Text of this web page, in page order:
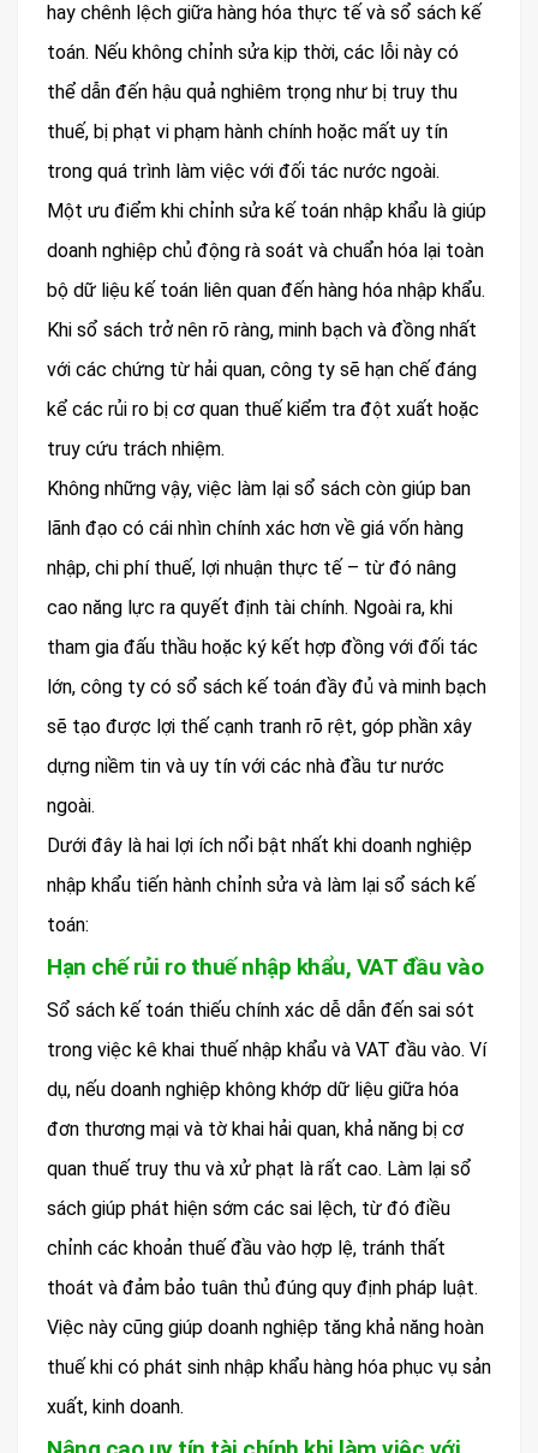
hay chênh lệch giữa hàng hóa thực tế và sổ sách kế
toán. Nếu không chỉnh sửa kịp thời, các lỗi này có
thể dẫn đến hậu quả nghiêm trọng như bị truy thu
thuế, bị phạt vi phạm hành chính hoặc mất uy tín
trong quá trình làm việc với đối tác nước ngoài.
Một ưu điểm khi chỉnh sửa kế toán nhập khẩu là giúp
doanh nghiệp chủ động rà soát và chuẩn hóa lại toàn
bộ dữ liệu kế toán liên quan đến hàng hóa nhập khẩu.
Khi sổ sách trở nên rõ ràng, minh bạch và đồng nhất
với các chứng từ hải quan, công ty sẽ hạn chế đáng
kể các rủi ro bị cơ quan thuế kiểm tra đột xuất hoặc
truy cứu trách nhiệm.
Không những vậy, việc làm lại sổ sách còn giúp ban
lãnh đạo có cái nhìn chính xác hơn về giá vốn hàng
nhập, chi phí thuế, lợi nhuận thực tế – từ đó nâng
cao năng lực ra quyết định tài chính. Ngoài ra, khi
tham gia đấu thầu hoặc ký kết hợp đồng với đối tác
lớn, công ty có sổ sách kế toán đầy đủ và minh bạch
sẽ tạo được lợi thế cạnh tranh rõ rệt, góp phần xây
dựng niềm tin và uy tín với các nhà đầu tư nước
ngoài.
Dưới đây là hai lợi ích nổi bật nhất khi doanh nghiệp
nhập khẩu tiến hành chỉnh sửa và làm lại sổ sách kế
toán:
Hạn chế rủi ro thuế nhập khẩu, VAT đầu vào
Sổ sách kế toán thiếu chính xác dễ dẫn đến sai sót
trong việc kê khai thuế nhập khẩu và VAT đầu vào. Ví
dụ, nếu doanh nghiệp không khớp dữ liệu giữa hóa
đơn thương mại và tờ khai hải quan, khả năng bị cơ
quan thuế truy thu và xử phạt là rất cao. Làm lại sổ
sách giúp phát hiện sớm các sai lệch, từ đó điều
chỉnh các khoản thuế đầu vào hợp lệ, tránh thất
thoát và đảm bảo tuân thủ đúng quy định pháp luật.
Việc này cũng giúp doanh nghiệp tăng khả năng hoàn
thuế khi có phát sinh nhập khẩu hàng hóa phục vụ sản
xuất, kinh doanh.